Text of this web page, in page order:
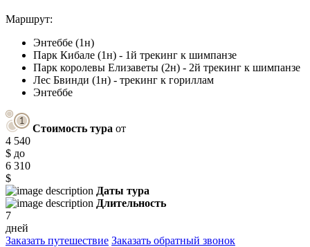
Маршрут:
Энтеббе (1н)
Парк Кибале (1н) - 1й трекинг к шимпанзе
Парк королевы Елизаветы (2н) - 2й трекинг к шимпанзе
Лес Бвинди (1н) - трекинг к гориллам
Энтеббе
Стоимость тура от
4 540
$ до
6 310
$
Даты тура
Длительность
7
дней
Заказать путешествие Заказать обратный звонок